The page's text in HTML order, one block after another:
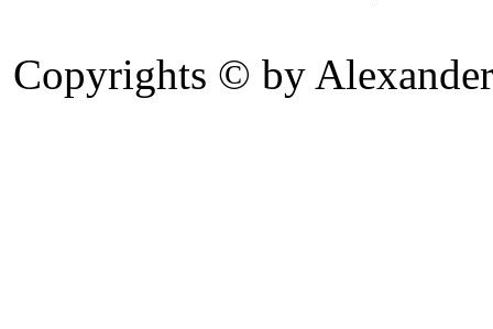
Copyrights © by